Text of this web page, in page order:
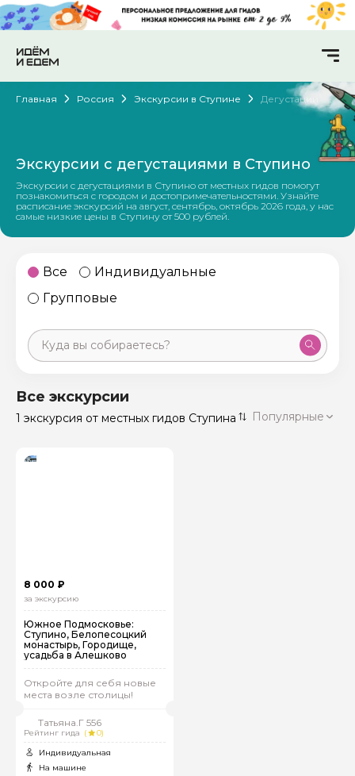
Главная Россия Экскурсии в Ступине Дегустации
Экскурсии с дегустациями в Ступино
Экскурсии с дегустациями в Ступино от местных гидов помогут
познакомиться с городом и достопримечательностями. Узнайте
расписание экскурсий на август, сентябрь, октябрь 2026 года, у нас
самые низкие цены в Ступину от 500 рублей.
Все
Индивидуальные
Групповые
Санкт-Петербург 50 экскурсий
Россия
Все экскурсии
1 экскурсия от местных гидов Ступина Популярные
8 000 ₽
за экскурсию
Южное Подмосковье:
Ступино, Белопесоцкий
монастырь, Городище,
усадьба в Алешково
Откройте для себя новые
места возле столицы!
Татьяна.Г 556
Рейтинг гида (
0)
Индивидуальная
На машине